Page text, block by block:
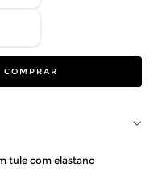
tule com elastano